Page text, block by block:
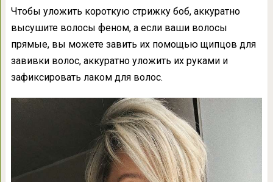
Чтобы уложить короткую стрижку боб, аккуратно
высушите волосы феном, а если ваши волосы
прямые, вы можете завить их помощью щипцов для
завивки волос, аккуратно уложить их руками и
зафиксировать лаком для волос.